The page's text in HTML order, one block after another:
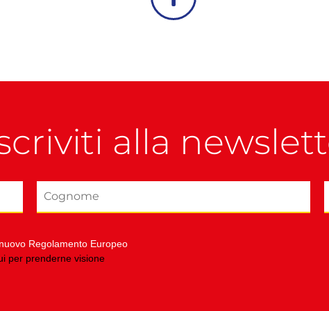
alla
Regolamento Europeo
per prenderne visione